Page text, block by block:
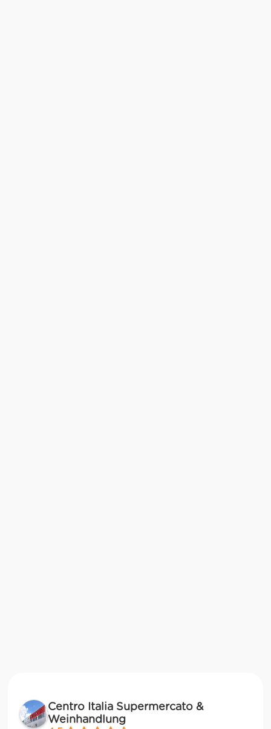
Centro Italia Supermercato &
Weinhandlung